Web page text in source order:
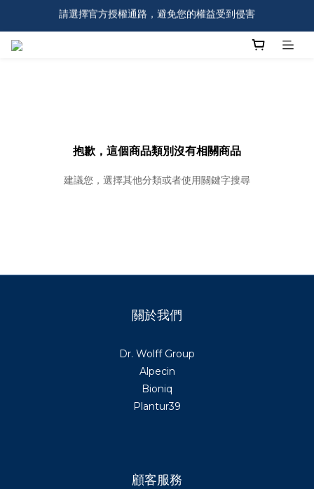
全館$499免運，註冊會員首購即享免運！
請選擇官方授權通路，避免您的權益受到侵害
抱歉，這個商品類別沒有相關商品
建議您，選擇其他分類或者使用關鍵字搜尋
關於我們
Dr. Wolff Group
Alpecin
Bioniq
Plantur39
顧客服務